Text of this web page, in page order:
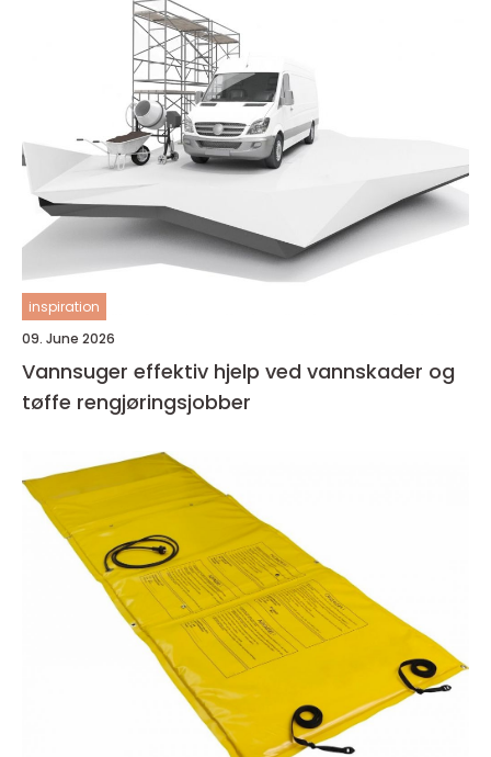
inspiration
09. June 2026
Vannsuger effektiv hjelp ved vannskader og
tøffe rengjøringsjobber